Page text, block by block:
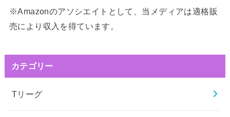
※Amazonのアソシエイトとして、当メディアは適格販
売により収入を得ています。
カテゴリー
Tリーグ